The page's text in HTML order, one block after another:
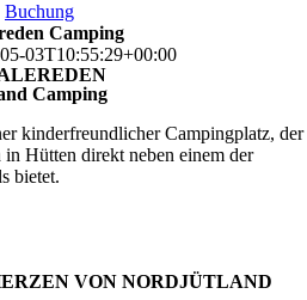
Buchung
Camping
03T10:55:29+00:00
Camping
kinderfreundlicher Campingplatz, der
Hütten direkt neben einem der
bietet.
VON NORDJÜTLAND